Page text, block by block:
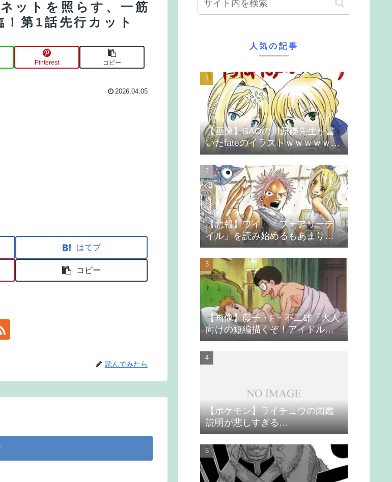
ットを照らす、一筋
第1話先行カット
Pinterest コピー
2026.04.05
はてブ
コピー
読んでみたら
人気の記事
【画像】SAOの川原礫先生が書
いたfateのイラストｗｗｗｗｗｗ
ｗｗｗ
【悲報】ワイ、「フェアリーテ
イル」を読み始めるもあまりの
つまらなさに挫折する
【画像】藤子・F・不二雄「大人
向けの短編描くぞ！アイドルが
無理やり抱かれるシーン入れ
よ」
【ポケモン】ライチュウの図鑑
説明が悲しすぎる…